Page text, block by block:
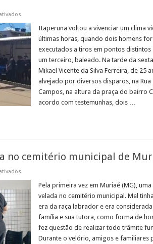
em
Itaperuna
registrou
dois
homicídios
uma
tentativa
nas
últimas
horas
Itaperuna voltou a vivenciar um clima
últimas horas, quando dois homens
executados a tiros em pontos distintos
um terceiro, baleado. Na tarde da
Mikael Vicente da Silva Ferreira, de 25
alvejado por diversos disparos, na Rua
Campos, na altura da praça do bairro
acordo com testemunhas, dois …
no cemitério municipal de
em
velada
sepultada
no
cemitério
municipal
de
Muriaé
Pela primeira vez em Muriaé (MG),
velada no cemitério municipal. Mel
era da raça labrador e era
família e sua tutora, como forma de
fez questão de realizar todo trâmite
Durante o velório, amigos e familiares